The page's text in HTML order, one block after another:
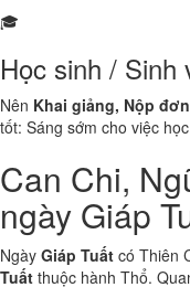
🎓
Học sinh / Sinh
Nên Khai giảng, Nộp
tốt: Sáng sớm cho việc
Can Chi,
ngày Giáp
Ngày Giáp Tuất có Thiên
Tuất thuộc hành Thổ.